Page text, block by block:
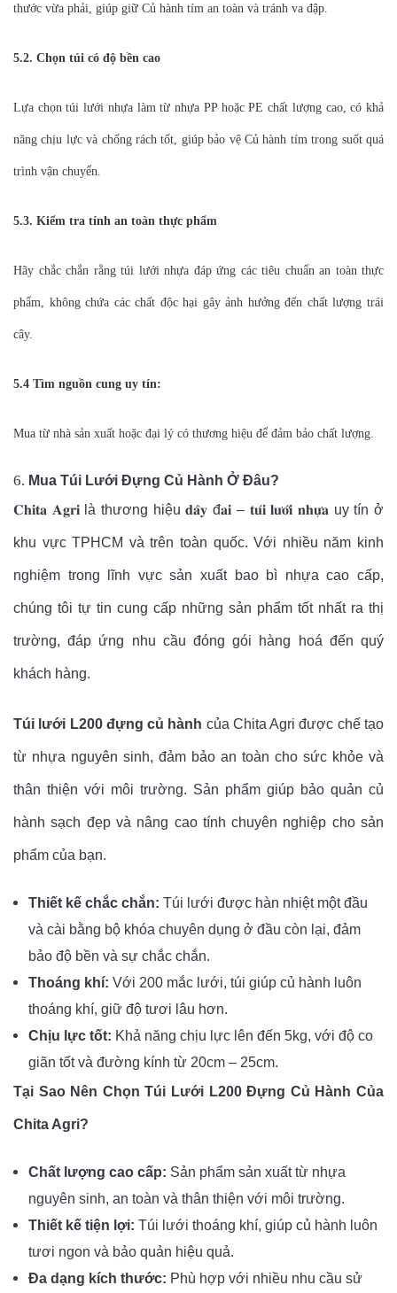
thước vừa phải, giúp giữ Củ hành tím an toàn và tránh va đập.
5.2. Chọn túi có độ bền cao
Lựa chọn túi lưới nhựa làm từ nhựa PP hoặc PE chất lượng cao, có khả
năng chịu lực và chống rách tốt, giúp bảo vệ Củ hành tím trong suốt quá
trình vận chuyển.
5.3. Kiểm tra tính an toàn thực phẩm
Hãy chắc chắn rằng túi lưới nhựa đáp ứng các tiêu chuẩn an toàn thực
phẩm, không chứa các chất độc hại gây ảnh hưởng đến chất lượng trái
cây.
5.4 Tìm nguồn cung uy tín:
Mua từ nhà sản xuất hoặc đại lý có thương hiệu để đảm bảo chất lượng.
Mua Túi Lưới Đựng Củ Hành Ở Đâu?
𝐂𝐡𝐢𝐭𝐚 𝐀𝐠𝐫𝐢 là thương hiệu 𝐝𝐚̂𝐲 đ𝐚𝐢 – 𝐭𝐮́𝐢 𝐥𝐮̛𝐨̛́𝐢 𝐧𝐡𝐮̛̣𝐚 uy tín ở
khu vực TPHCM và trên toàn quốc. Với nhiều năm kinh
nghiệm trong lĩnh vực sản xuất bao bì nhựa cao cấp,
chúng tôi tự tin cung cấp những sản phẩm tốt nhất ra thị
trường, đáp ứng nhu cầu đóng gói hàng hoá đến quý
khách hàng.
Túi lưới L200 đựng củ hành của Chita Agri được chế tạo
từ nhựa nguyên sinh, đảm bảo an toàn cho sức khỏe và
thân thiện với môi trường. Sản phẩm giúp bảo quản củ
hành sạch đẹp và nâng cao tính chuyên nghiệp cho sản
phẩm của bạn.
Thiết kế chắc chắn: Túi lưới được hàn nhiệt một đầu
và cài bằng bộ khóa chuyên dụng ở đầu còn lại, đảm
bảo độ bền và sự chắc chắn.
Thoáng khí: Với 200 mắc lưới, túi giúp củ hành luôn
thoáng khí, giữ độ tươi lâu hơn.
Chịu lực tốt: Khả năng chịu lực lên đến 5kg, với độ co
giãn tốt và đường kính từ 20cm – 25cm.
Tại Sao Nên Chọn Túi Lưới L200 Đựng Củ Hành Của
Chita Agri?
Chất lượng cao cấp: Sản phẩm sản xuất từ nhựa
nguyên sinh, an toàn và thân thiện với môi trường.
Thiết kế tiện lợi: Túi lưới thoáng khí, giúp củ hành luôn
tươi ngon và bảo quản hiệu quả.
Đa dạng kích thước: Phù hợp với nhiều nhu cầu sử